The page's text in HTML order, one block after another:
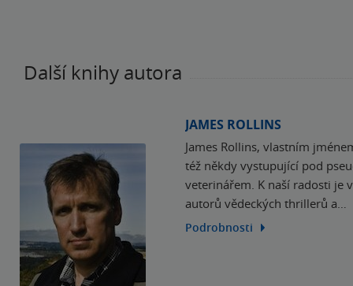
Další knihy autora
JAMES ROLLINS
James Rollins, vlastním
též někdy vystupující pod
veterinářem. K naší radosti je
autorů vědeckých thrillerů a…
Podrobnosti